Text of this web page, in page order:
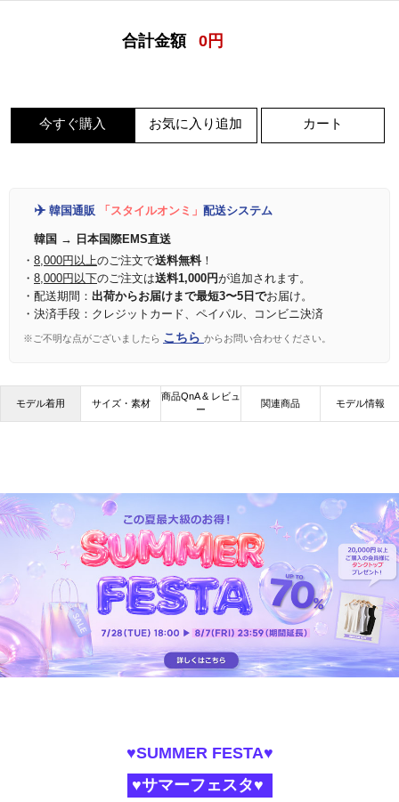
合計金額 0 円
今すぐ購入 お気に入り追加 カート
✈️ 韓国通販 「スタイルオンミ」 配送システム
韓国 → 日本国際EMS直送
・ 8,000円以上のご注文で送料無料！
・ 8,000円以下のご注文は送料1,000円が追加されます。
・配送期間： 出荷からお届けまで最短3〜5日でお届け。
・決済手段：クレジットカード、ペイパル、コンビニ決済
※ご不明な点がございましたら こちら からお問い合わせください。
モデル着用 サイズ・素材
商品QnA & レビュ
ー
関連商品 モデル情報
♥SUMMER FESTA♥
♥サマーフェスタ♥